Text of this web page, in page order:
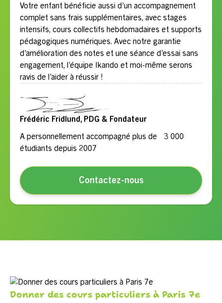
Votre enfant bénéficie aussi d’un accompagnement
complet sans frais supplémentaires, avec stages
intensifs, cours collectifs hebdomadaires et supports
pédagogiques numériques. Avec notre garantie
d’amélioration des notes et une séance d’essai sans
engagement, l’équipe Ikando et moi-même serons
ravis de l’aider à réussir !
Frédéric Fridlund, PDG & Fondateur
A personnellement accompagné plus de 3 000
étudiants depuis 2007
Contactez-nous
Donner des cours particuliers à Paris 7e